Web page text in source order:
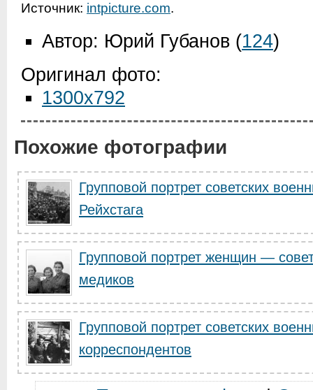
Источник: intpicture.com.
Автор: Юрий Губанов (124)
Оригинал фото:
1300x792
Похожие фотографии
Групповой портрет советских
Рейхстага
Групповой портрет женщин —
медиков
Групповой портрет советских
корреспондентов